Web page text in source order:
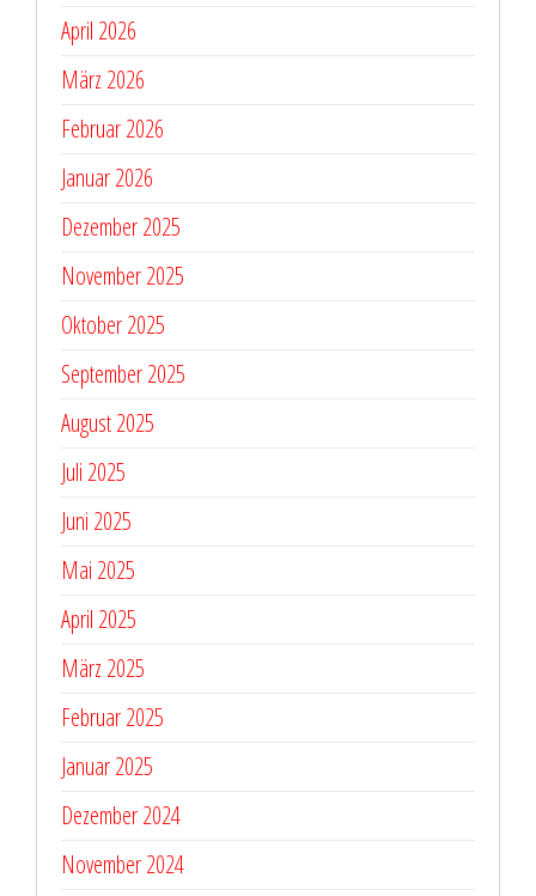
April 2026
März 2026
Februar 2026
Januar 2026
Dezember 2025
November 2025
Oktober 2025
September 2025
August 2025
Juli 2025
Juni 2025
Mai 2025
April 2025
März 2025
Februar 2025
Januar 2025
Dezember 2024
November 2024